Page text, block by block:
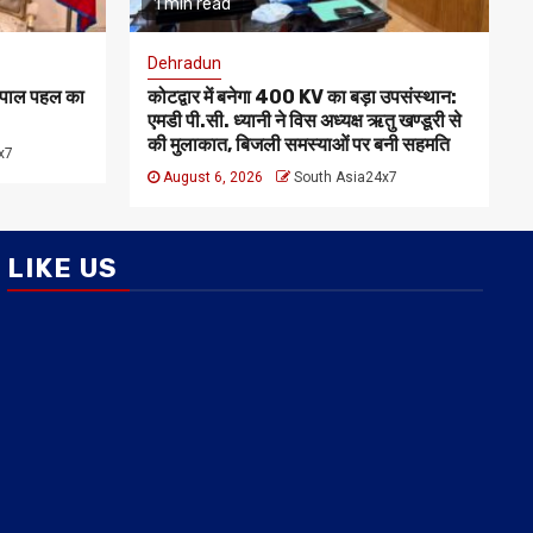
पहल का
1 min read
Dehradun
कोटद्वार में बनेगा 400 KV का बड़ा उपसंस्थान:
एमडी पी.सी. ध्यानी ने विस अध्यक्ष ऋतु खण्डूरी से
की मुलाकात, बिजली समस्याओं पर बनी सहमति
August 6, 2026 South Asia24x7
LIKE US